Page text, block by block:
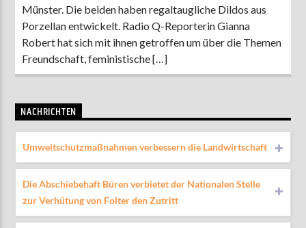
Münster. Die beiden haben regaltaugliche Dildos aus
Porzellan entwickelt. Radio Q-Reporterin Gianna
Robert hat sich mit ihnen getroffen um über die Themen
Freundschaft, feministische […]
NACHRICHTEN
Umweltschutzmaßnahmen verbessern die Landwirtschaft
Die Abschiebehaft Büren verbietet der Nationalen Stelle
zur Verhütung von Folter den Zutritt